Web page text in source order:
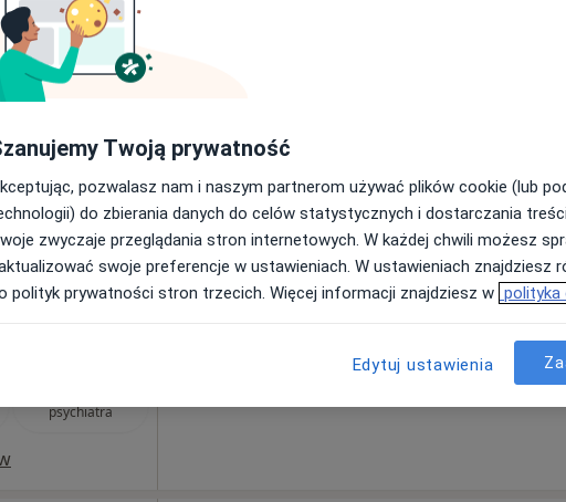
CENTER
dziecięca,
Konsultacja psychiatryczna (kolejna wizyta) 250 zł
psychiatra
Umawianie online nie jest dostępne
Pokaż profil
Twoją prywatność
pozwalasz nam i naszym partnerom używać plików cookie (lub
do zbierania danych do celów statystycznych i dostarczania
zwyczaje przeglądania stron internetowych. W każdej chwili możesz
swoje preferencje w ustawieniach. W ustawieniach znajdziesz
polityk prywatności stron trzecich. Więcej informacji znajdziesz w polityka
Edytuj ustawienia